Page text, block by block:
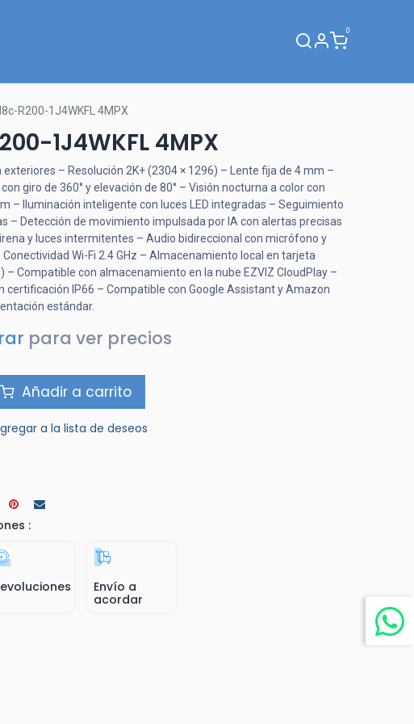
0
R200-1J4WKFL 4MPX
1J4WKFL 4MPX
exteriores – Resolución 2K+ (2304 × 1296) – Lente fija de 4 mm –
giro de 360° y elevación de 80° – Visión nocturna a color con
– Iluminación inteligente con luces LED integradas – Seguimiento
– Detección de movimiento impulsada por IA con alertas precisas
y luces intermitentes – Audio bidireccional con micrófono y
Wi-Fi 2.4 GHz – Almacenamiento local en tarjeta
– Compatible con almacenamiento en la nube EZVIZ CloudPlay –
certificación IP66 – Compatible con Google Assistant y Amazon
estándar.
para ver precios
Añadir a carrito
a la lista de deseos
:
Envío a
acordar